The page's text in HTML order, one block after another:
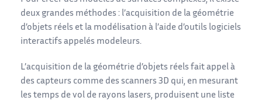
deux grandes méthodes : l’acquisition de la géométrie
d’objets réels et la modélisation à l’aide d’outils logiciels
interactifs appelés modeleurs.
L’acquisition de la géométrie d’objets réels fait appel à
des capteurs comme des scanners 3D qui, en mesurant
les temps de vol de rayons lasers, produisent une liste